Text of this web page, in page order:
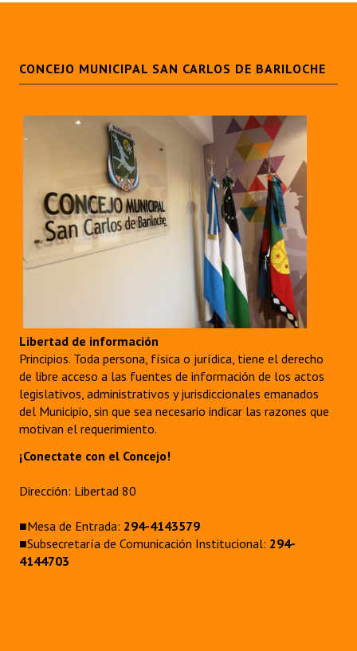
CONCEJO MUNICIPAL SAN CARLOS DE BARILOCHE
Libertad de información
Principios. Toda persona, física o jurídica, tiene el derecho
de libre acceso a las fuentes de información de los actos
legislativos, administrativos y jurisdiccionales emanados
del Municipio, sin que sea necesario indicar las razones que
motivan el requerimiento.
¡Conectate con el Concejo!
Dirección: Libertad 80
■Mesa de Entrada: 294-4143579
■Subsecretaría de Comunicación Institucional: 294-
4144703